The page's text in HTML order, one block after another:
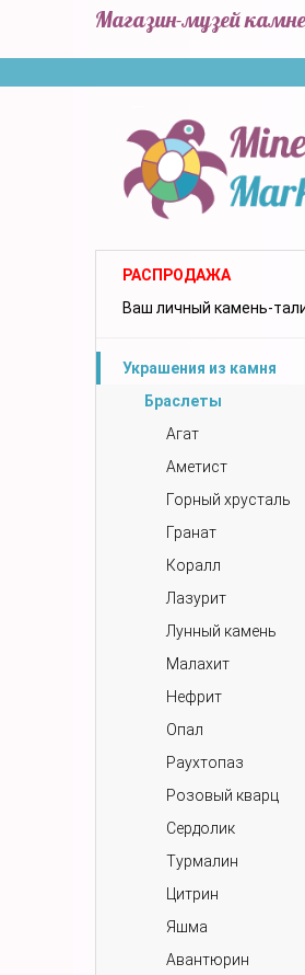
Магазин-музей
РАСПРОДАЖА
Ваш личный камень-
Украшения из камня
Браслеты
Агат
Аметист
Горный хрусталь
Гранат
Коралл
Лазурит
Лунный камень
Малахит
Нефрит
Опал
Раухтопаз
Розовый кварц
Сердолик
Турмалин
Цитрин
Яшма
Авантюрин